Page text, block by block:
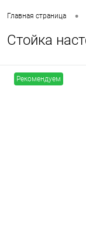
Главная страница •
Стойка
Рекомендуем